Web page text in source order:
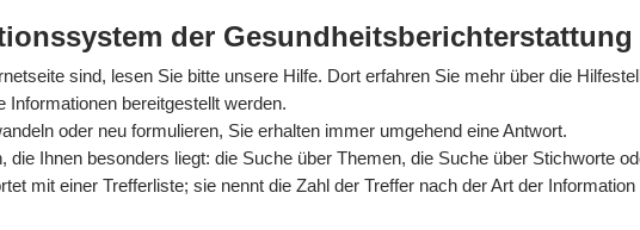
der
sind, lesen Sie bitte unsere Hilfe. Dort erfahren Sie mehr über die
Informationen bereitgestellt werden.
oder neu formulieren, Sie erhalten immer umgehend eine Antwort.
die Ihnen besonders liegt: die Suche über Themen, die Suche über Stichworte
mit einer Trefferliste; sie nennt die Zahl der Treffer nach der Art der